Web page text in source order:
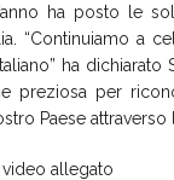
ha posto le
“Continuiamo a
ha
preziosa per
Paese attraverso
allegato